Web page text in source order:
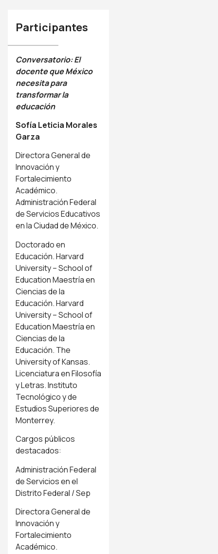
Participantes
Conversatorio: El
docente que México
necesita para
transformar la
educación
Sofía Leticia Morales
Garza
Directora General de
Innovación y
Fortalecimiento
Académico.
Administración Federal
de Servicios Educativos
en la Ciudad de México.
Doctorado en
Educación. Harvard
University – School of
Education Maestría en
Ciencias de la
Educación. Harvard
University – School of
Education Maestría en
Ciencias de la
Educación. The
University of Kansas.
Licenciatura en Filosofía
y Letras. Instituto
Tecnológico y de
Estudios Superiores de
Monterrey.
Cargos públicos
destacados:
Administración Federal
de Servicios en el
Distrito Federal / Sep
Directora General de
Innovación y
Fortalecimiento
Académico.